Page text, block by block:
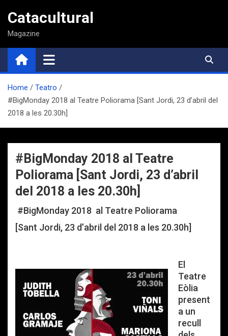
contenido
Catacultural
Magazine
Home
Teatro
#BigMonday 2018 al Teatre Poliorama [Sant Jordi, 23 d’abril del
2018 a les 20.30h]
#BigMonday 2018 al Teatre
Poliorama [Sant Jordi, 23 d’abril
del 2018 a les 20.30h]
#BigMonday 2018 al Teatre Poliorama
[Sant Jordi, 23 d’abril del 2018 a les 20.30h]
El
Teatre
Eòlia
present
a un
recull